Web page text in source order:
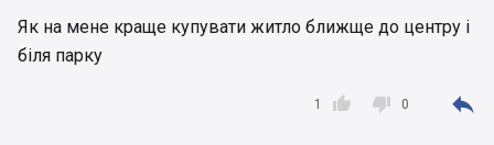
Як на мене краще купувати житло ближще до центру і
біля парку

1  0 